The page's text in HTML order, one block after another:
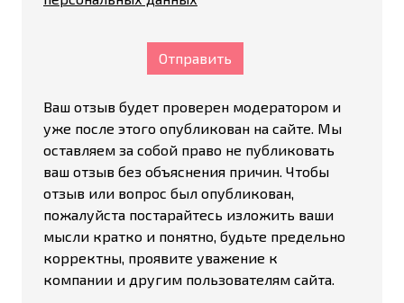
Отправить
Ваш отзыв будет проверен модератором и
уже после этого опубликован на сайте. Мы
оставляем за собой право не публиковать
ваш отзыв без объяснения причин. Чтобы
отзыв или вопрос был опубликован,
пожалуйста постарайтесь изложить ваши
мысли кратко и понятно, будьте предельно
корректны, проявите уважение к
компании и другим пользователям сайта.